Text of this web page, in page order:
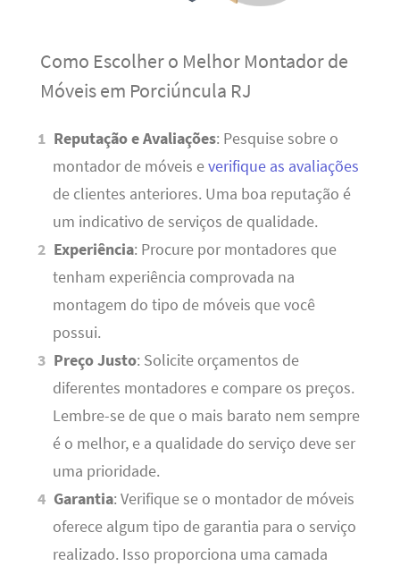
Como Escolher o Melhor Montador de
Móveis em Porciúncula RJ
Reputação e Avaliações: Pesquise sobre o
montador de móveis everifique as avaliações
de clientes anteriores. Uma boa reputação é
um indicativo de serviços de qualidade.
Experiência: Procure por montadores que
tenham experiência comprovada na
montagem do tipo de móveis que você
possui.
Preço Justo: Solicite orçamentos de
diferentes montadores e compare os preços.
Lembre-se de que o mais barato nem sempre
é o melhor, e a qualidade do serviço deve ser
uma prioridade.
Garantia: Verifique se o montador de móveis
oferece algum tipo de garantia para o serviço
realizado. Isso proporciona uma camada